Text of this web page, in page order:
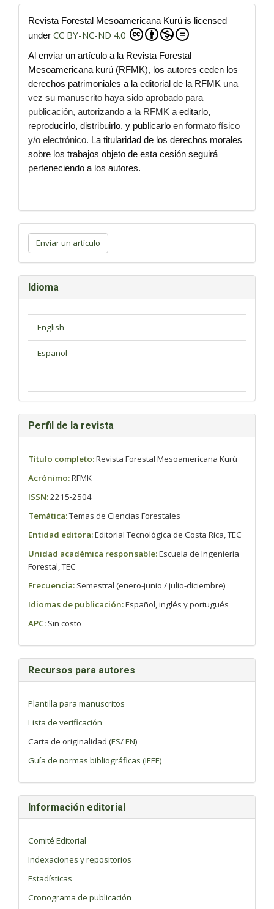
Revista Forestal Mesoamericana Kurú is licensed
under CC BY-NC-ND 4.0
Al enviar un artículo a la Revista Forestal
Mesoamericana kurú (RFMK), los autores ceden los
derechos patrimoniales a la editorial de la RFMK una
vez su manuscrito haya sido aprobado para
publicación, autorizando a la RFMK a editarlo,
reproducirlo, distribuirlo, y publicarlo en formato físico
y/o electrónico. La titularidad de los derechos morales
sobre los trabajos objeto de esta cesión seguirá
perteneciendo a los autores.
Enviar
un
artículo
Enviar un artículo
Idioma
Perfil de la revista
Título completo:Revista Forestal Mesoamericana Kurú
Acrónimo:RFMK
ISSN:2215-2504
Temática:Temas de Ciencias Forestales
Entidad editora:Editorial Tecnológica de Costa Rica, TEC
Unidad académica responsable:Escuela de Ingeniería
Forestal, TEC
Frecuencia: Semestral (enero-junio / julio-diciembre)
Idiomas de publicación:Español, inglés y portugués
APC: Sin costo
Recursos para autores
Plantilla para manuscritos
Lista de verificación
Carta de originalidad (ES/EN)
Guía de normas bibliográficas (IEEE)
Información editorial
Comité Editorial
Indexaciones y repositorios
Estadísticas
Cronograma de publicación